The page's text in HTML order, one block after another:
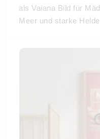
als Vaiana Bild für
Meer und starke